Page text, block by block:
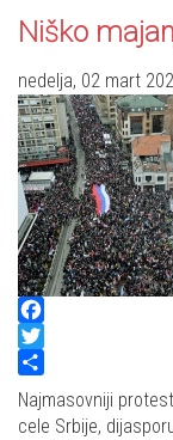
Niško
nedelja, 02 mart
Facebook
Twitter
Share
Najmasovniji
cele Srbije,